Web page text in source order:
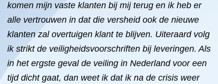
komen mijn vaste klanten bij mij terug en ik heb er
alle vertrouwen in dat die versheid ook de nieuwe
klanten zal overtuigen klant te blijven. Uiteraard volg
ik strikt de veiligheidsvoorschriften bij leveringen. Als
in het ergste geval de veiling in Nederland voor een
tijd dicht gaat, dan weet ik dat ik na de crisis weer